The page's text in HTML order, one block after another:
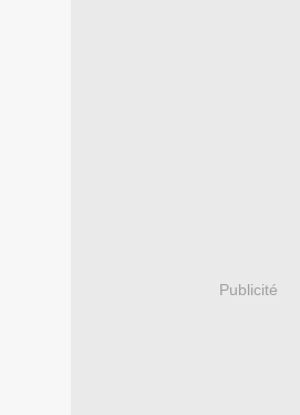
Publicité